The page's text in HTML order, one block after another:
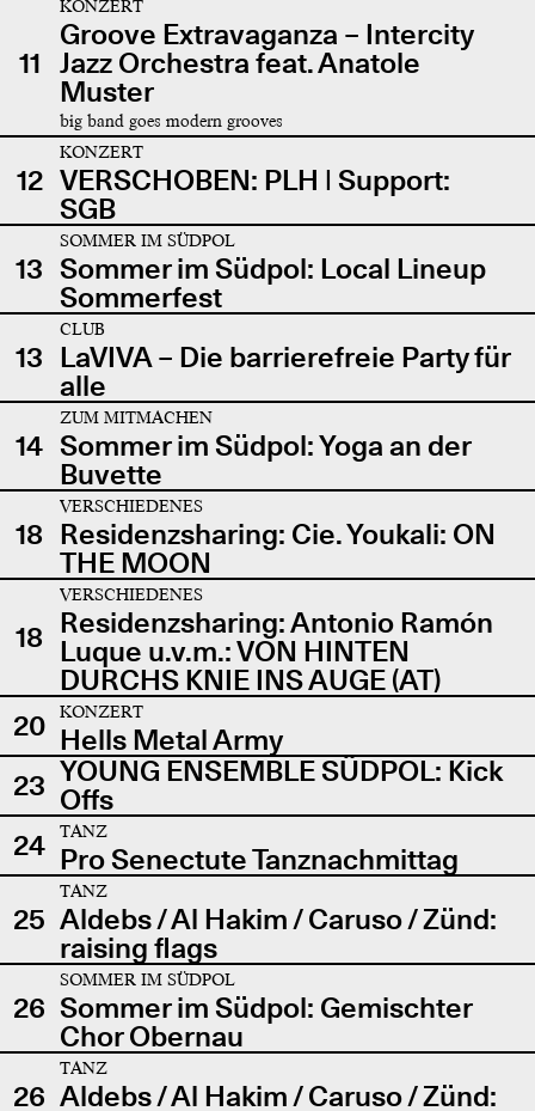
11
KONZERT
Groove Extravaganza – Intercity
Jazz Orchestra feat. Anatole
Muster
big band goes modern grooves
12
KONZERT
VERSCHOBEN: PLH | Support:
SGB
13
SOMMER IM SÜDPOL
Sommer im Südpol: Local Lineup
Sommerfest
13
CLUB
LaVIVA – Die barrierefreie Party für
alle
14
ZUM MITMACHEN
Sommer im Südpol: Yoga an der
Buvette
18
VERSCHIEDENES
Residenzsharing: Cie. Youkali: ON
THE MOON
18
VERSCHIEDENES
Residenzsharing: Antonio Ramón
Luque u.v.m.: VON HINTEN
DURCHS KNIE INS AUGE (AT)
20
KONZERT
Hells Metal Army
23 YOUNG ENSEMBLE SÜDPOL: Kick
Offs
24
TANZ
Pro Senectute Tanznachmittag
25
TANZ
Aldebs / Al Hakim / Caruso / Zünd:
raising flags
26
SOMMER IM SÜDPOL
Sommer im Südpol: Gemischter
Chor Obernau
26
TANZ
Aldebs / Al Hakim / Caruso / Zünd: